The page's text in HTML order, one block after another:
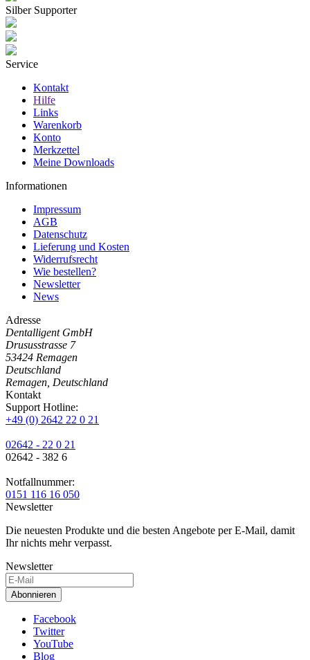
Silber Supporter
Service
Kontakt
Hilfe
Links
Warenkorb
Konto
Merkzettel
Meine Downloads
Informationen
Impressum
AGB
Datenschutz
Lieferung und Kosten
Widerrufsrecht
Wie bestellen?
Newsletter
News
Adresse
Dentalligent GmbH
Drususstrasse 7
53424 Remagen
Deutschland
Remagen, Deutschland
Kontakt
Support Hotline:
+49 (0) 2642 22 0 21
02642 - 22 0 21
02642 - 382 6
Notfallnummer:
0151 116 16 050
Newsletter
Die neuesten Produkte und die besten Angebote per E-Mail, damit
Ihr nichts mehr verpasst.
Newsletter
Abonnieren
Facebook
Twitter
YouTube
Blog